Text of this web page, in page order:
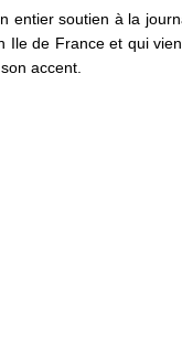
entier soutien à la
Ile de France et qui
accent.